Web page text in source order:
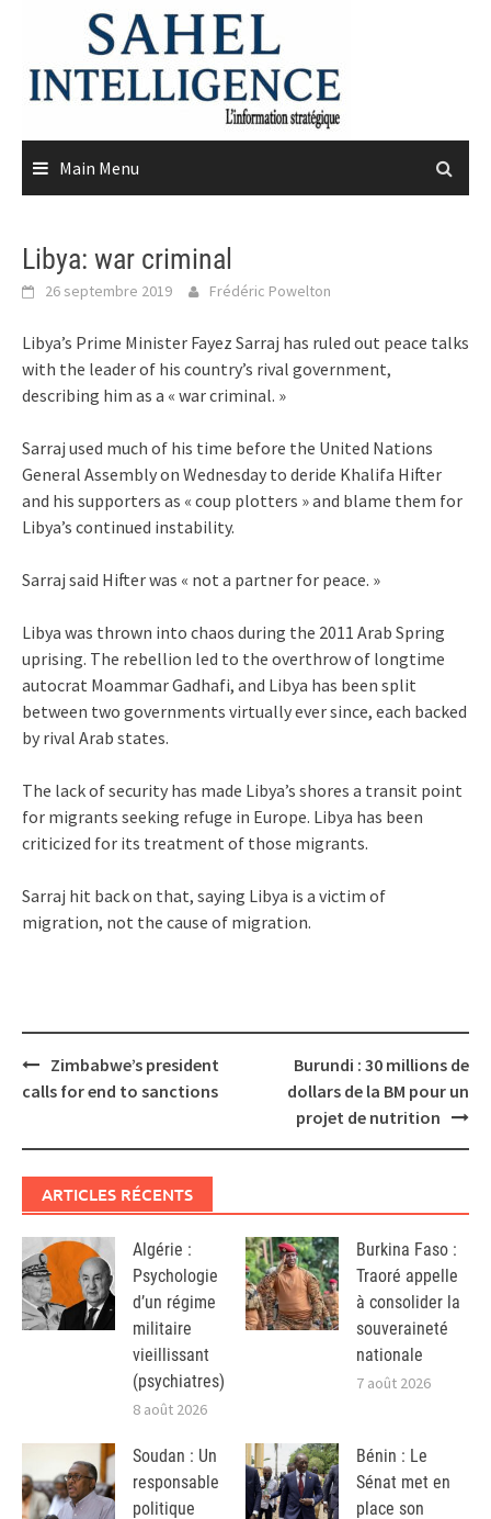
content
Main Menu
Libya: war criminal
26 septembre 2019 Frédéric Powelton
Libya’s Prime Minister Fayez Sarraj has ruled out peace talks
with the leader of his country’s rival government,
describing him as a « war criminal. »
Sarraj used much of his time before the United Nations
General Assembly on Wednesday to deride Khalifa Hifter
and his supporters as « coup plotters » and blame them for
Libya’s continued instability.
Sarraj said Hifter was « not a partner for peace. »
Libya was thrown into chaos during the 2011 Arab Spring
uprising. The rebellion led to the overthrow of longtime
autocrat Moammar Gadhafi, and Libya has been split
between two governments virtually ever since, each backed
by rival Arab states.
The lack of security has made Libya’s shores a transit point
for migrants seeking refuge in Europe. Libya has been
criticized for its treatment of those migrants.
Sarraj hit back on that, saying Libya is a victim of
migration, not the cause of migration.
Post
navigation
Zimbabwe’s president
calls for end to sanctions
Burundi : 30 millions de
dollars de la BM pour un
projet de nutrition
ARTICLES RÉCENTS
Algérie :
Psychologie
d’un régime
militaire
vieillissant
(psychiatres)
8 août 2026
Burkina Faso :
Traoré appelle
à consolider la
souveraineté
nationale
7 août 2026
Soudan : Un
responsable
politique
Bénin : Le
Sénat met en
place son